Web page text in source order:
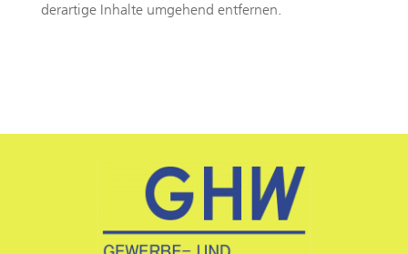
derartige Inhalte umgehend entfernen.